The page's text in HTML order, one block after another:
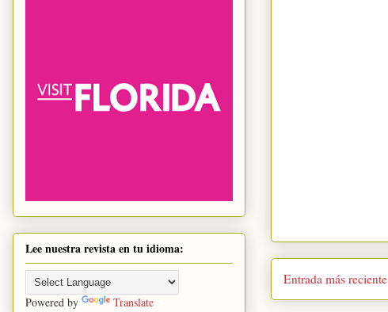
Entrada más reciente
Lee nuestra revista en tu idioma:
Powered by Translate